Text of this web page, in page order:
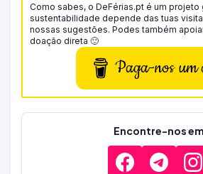
Como sabes, o DeFérias.pt é um projeto
sustentabilidade depende das tuas
nossas sugestões. Podes também
doação direta 🙂
Paga-nos um
Encontre-nos em